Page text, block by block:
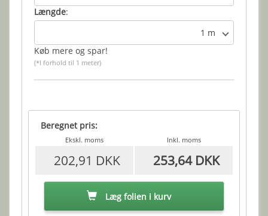
Længde:
1 m
Køb mere og spar!
(*I forhold til 1 meter)
Beregnet pris:
Ekskl. moms Inkl. moms
202,91 DKK 253,64 DKK
Læg folien i kurv